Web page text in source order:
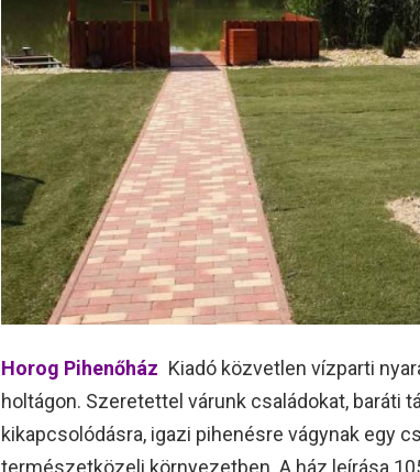
Horog Pihenőház Kiadó közvetlen vízparti
holtágon. Szeretettel várunk családokat, baráti
kikapcsolódásra, igazi pihenésre vágynak egy
természetközeli környezetben. A ház leírása